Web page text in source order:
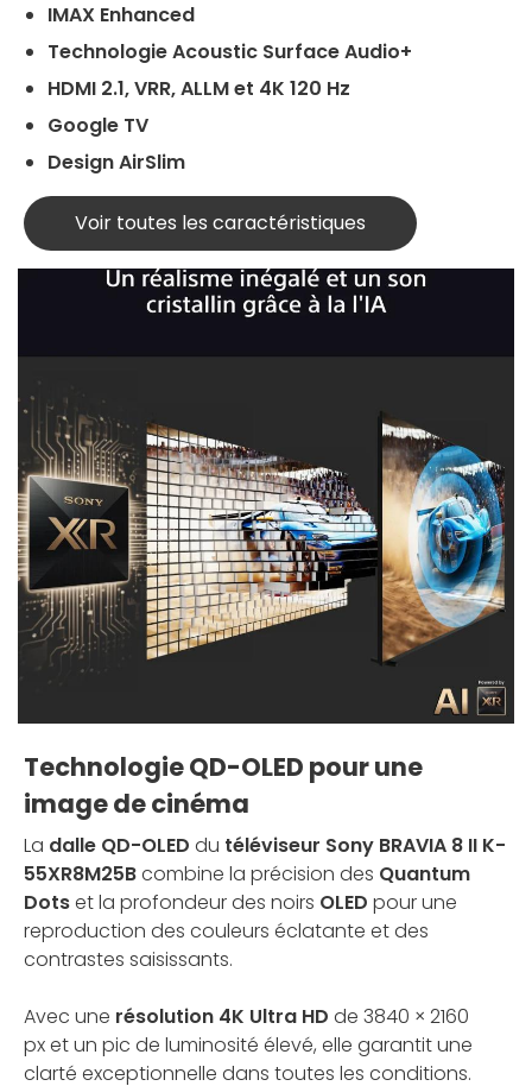
IMAX Enhanced
Technologie Acoustic Surface Audio+
HDMI 2.1, VRR, ALLM et 4K 120 Hz
Google TV
Design AirSlim
Voir toutes les caractéristiques
Technologie QD-OLED pour une
image de cinéma
La dalle QD-OLED du téléviseur Sony BRAVIA 8 II K-
55XR8M25Bcombine la précision des Quantum
Dotset la profondeur des noirs OLED pour une
reproduction des couleurs éclatante et des
contrastes saisissants.
Avec une résolution 4K Ultra HD de 3840 × 2160
px et un pic de luminosité élevé, elle garantit une
clarté exceptionnelle dans toutes les conditions.